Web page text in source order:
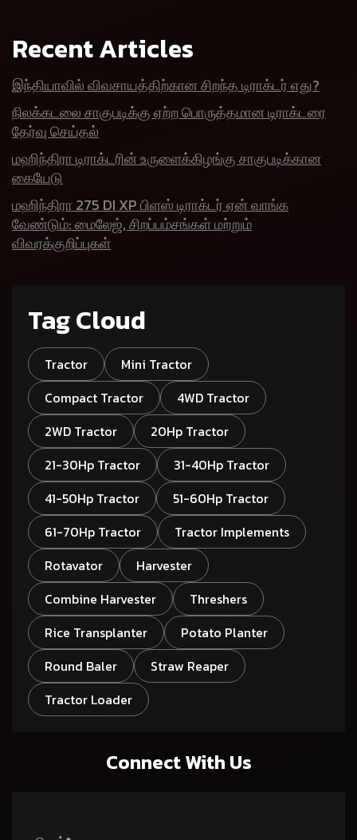
Recent Articles
இந்தியாவில் விவசாயத்திற்கான சிறந்த டிராக்டர் எது?
நிலக்கடலை சாகுபடிக்கு ஏற்ற பொருத்தமான டிராக்டரை
தேர்வு செய்தல்
மஹிந்திரா டிராக்டரின் உருளைக்கிழங்கு சாகுபடிக்கான
கையேடு
மஹிந்திரா 275 DI XP பிளஸ் டிராக்டர் ஏன் வாங்க
வேண்டும்: மைலேஜ், சிறப்பம்சங்கள் மற்றும்
விவரக்குறிப்புகள்
Tag Cloud
Tractor
Mini Tractor
Compact Tractor
4WD Tractor
2WD Tractor
20Hp Tractor
21-30Hp Tractor
31-40Hp Tractor
41-50Hp Tractor
51-60Hp Tractor
61-70Hp Tractor
Tractor Implements
Rotavator
Harvester
Combine Harvester
Threshers
Rice Transplanter
Potato Planter
Round Baler
Straw Reaper
Tractor Loader
Connect With Us